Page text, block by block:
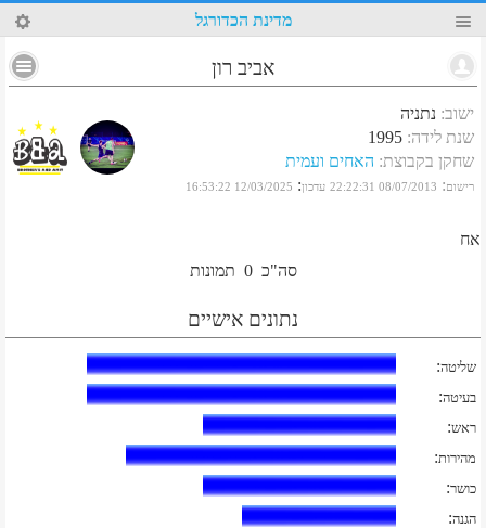
1 מדינת הכדורגל
אביב רון
ישוב: נתניה
שנת לידה:
1995
שחקן בקבוצת: האחים ועמית
רישום:
08/07/2013 22:22:31 עדכון:
12/03/2025 16:53:22
אח
סה"כ 0 תמונות
נתונים אישיים
שליטה:
בעיטה:
ראש:
מהירות:
כושר:
הגנה: